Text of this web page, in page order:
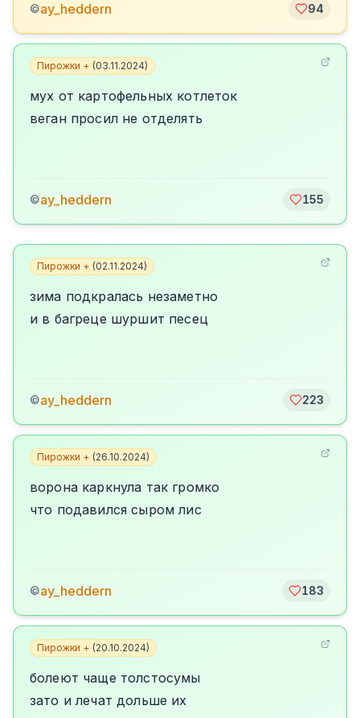
©ay_heddern 94
Пирожки + (03.11.2024)
мух от картофельных котлеток
веган просил не отделять
©ay_heddern 155
Пирожки + (02.11.2024)
зима подкралась незаметно
и в багреце шуршит песец
©ay_heddern 223
Пирожки + (26.10.2024)
ворона каркнула так громко
что подавился сыром лис
©ay_heddern 183
Пирожки + (20.10.2024)
болеют чаще толстосумы
зато и лечат дольше их